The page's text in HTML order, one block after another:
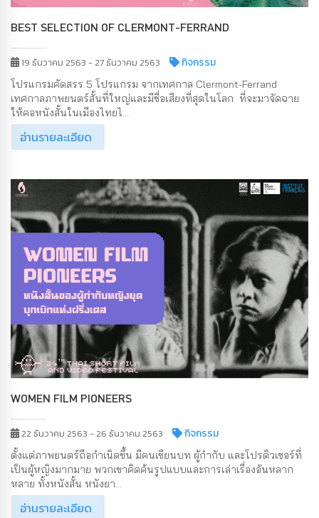
BEST SELECTION OF CLERMONT-FERRAND
19 ธันวาคม 2563 - 27 ธันวาคม 2563 กิจกรรม
โปรแกรมคัดสรร 5 โปรแกรม จากเทศกาล Clermont-Ferrand
เทศกาลภาพยนตร์สั้นที่ใหญ่และมีชื่อเสียงที่สุดในโลก ที่จะมาจัดฉาย
ให้คอหนังสั้นในเมืองไทยไ...
อ่านรายละเอียด
WOMEN FILM PIONEERS
22 ธันวาคม 2563 - 26 ธันวาคม 2563 กิจกรรม
ตั้งแต่ภาพยนตร์ถือกำเนิดขึ้น มีคนเขียนบท ผู้กำกับ และโปรดิวเซอร์ที่
เป็นผู้หญิงมากมาย พวกเขาคิดค้นรูปแบบและการเล่าเรื่องอันหลาก
หลาย ทั้งหนังสั้น หนังยา...
อ่านรายละเอียด